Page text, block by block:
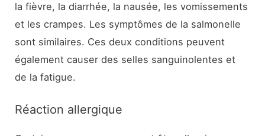
la fièvre, la diarrhée, la nausée, les vomissements
et les crampes. Les symptômes de la salmonelle
sont similaires. Ces deux conditions peuvent
également causer des selles sanguinolentes et
de la fatigue.
Réaction allergique